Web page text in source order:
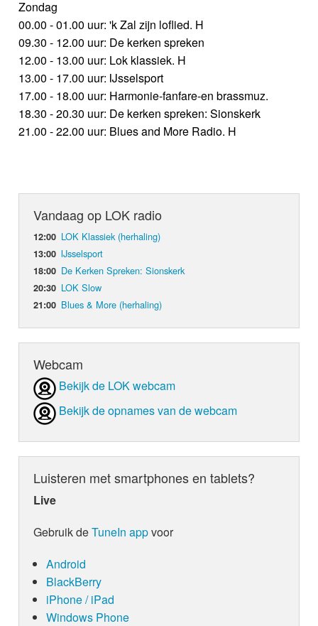
Zondag
00.00 - 01.00 uur: 'k Zal zijn loflied. H
09.30 - 12.00 uur: De kerken spreken
12.00 - 13.00 uur: Lok klassiek. H
13.00 - 17.00 uur: IJsselsport
17.00 - 18.00 uur: Harmonie-fanfare-en brassmuz.
18.30 - 20.30 uur: De kerken spreken: Sionskerk
21.00 - 22.00 uur: Blues and More Radio. H
Vandaag op LOK radio
12:00 LOK Klassiek (herhaling)
13:00 IJsselsport
18:00 De Kerken Spreken: Sionskerk
20:30 LOK Slow
21:00 Blues & More (herhaling)
Webcam
Bekijk de LOK webcam
Bekijk de opnames van de webcam
Luisteren met smartphones en tablets?
Live
Gebruik deTuneIn appvoor
Android
BlackBerry
iPhone / iPad
Windows Phone